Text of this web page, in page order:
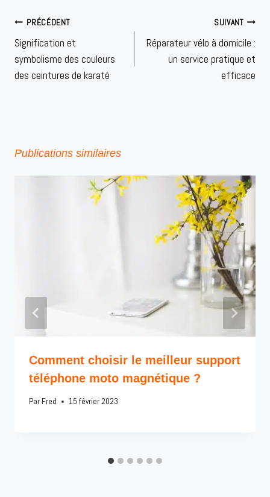
Navigation
de
l’article
PRÉCÉDENT
Signification et
symbolisme des couleurs
des ceintures de karaté
SUIVANT
Réparateur vélo à domicile :
un service pratique et
efficace
Publications similaires
Comment choisir le meilleur support
téléphone moto magnétique ?
Par Fred 15 février 2023